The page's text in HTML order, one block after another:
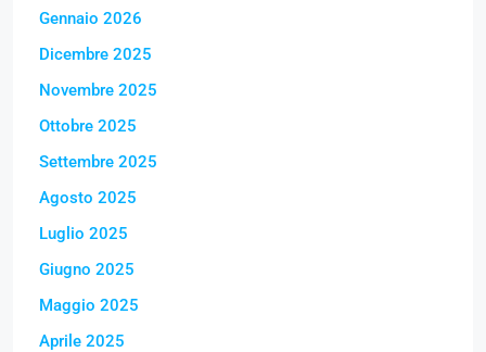
Gennaio 2026
Dicembre 2025
Novembre 2025
Ottobre 2025
Settembre 2025
Agosto 2025
Luglio 2025
Giugno 2025
Maggio 2025
Aprile 2025